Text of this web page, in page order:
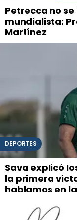
Petrecca no
mundialista:
Martínez
DEPORTES
Sava explicó
la primera
hablamos en